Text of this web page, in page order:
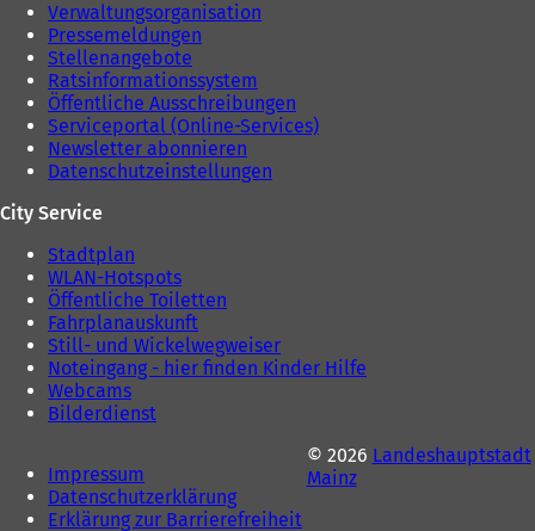
Verwaltungsorganisation
Pressemeldungen
Stellenangebote
Ratsinformationssystem
Öffentliche Ausschreibungen
Serviceportal (Online-Services)
Newsletter abonnieren
Datenschutzeinstellungen
City Service
Stadtplan
WLAN-Hotspots
Öffentliche Toiletten
Fahrplanauskunft
Still- und Wickelwegweiser
Noteingang - hier finden Kinder Hilfe
Webcams
Bilderdienst
Impressum
Datenschutzerklärung
Erklärung zur Barrierefreiheit
© 2026 Landeshauptstadt
Mainz